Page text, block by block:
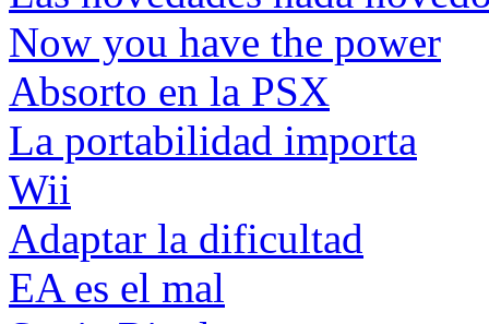
Now you have the power
Absorto en la PSX
La portabilidad importa
Wii
Adaptar la dificultad
EA es el mal